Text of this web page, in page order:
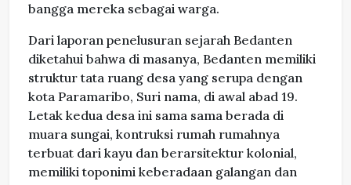
bangga mereka sebagai warga.
Dari laporan penelusuran sejarah Bedanten
diketahui bahwa di masanya, Bedanten memiliki
struktur tata ruang desa yang serupa dengan
kota Paramaribo, Suri nama, di awal abad 19.
Letak kedua desa ini sama sama berada di
muara sungai, kontruksi rumah rumahnya
terbuat dari kayu dan berarsitektur kolonial,
memiliki toponimi keberadaan galangan dan